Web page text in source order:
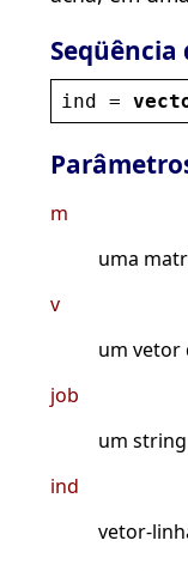
ind =
m
uma
v
um vetor
job
um
ind
vetor-